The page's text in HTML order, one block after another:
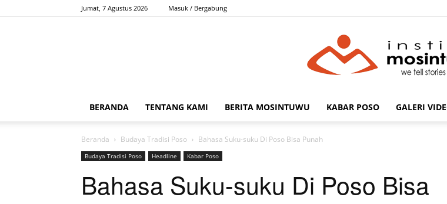
Jumat, 7 Agustus 2026 Masuk / Bergabung
BERANDA TENTANG KAMI BERITA MOSINTUWU KABAR POSO GALERI
Beranda Budaya Tradisi Poso Bahasa Suku-suku Di Poso Bisa Punah
Budaya Tradisi Poso Headline Kabar Poso
Bahasa Suku-suku Di Poso Bisa